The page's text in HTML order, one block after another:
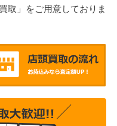
取」をご用意しておりま